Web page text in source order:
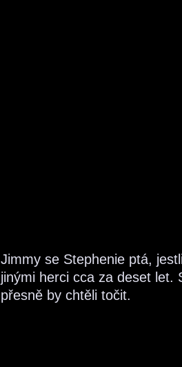
Jimmy se Stephenie ptá,
jinými herci cca za deset let.
přesně by chtěli točit.